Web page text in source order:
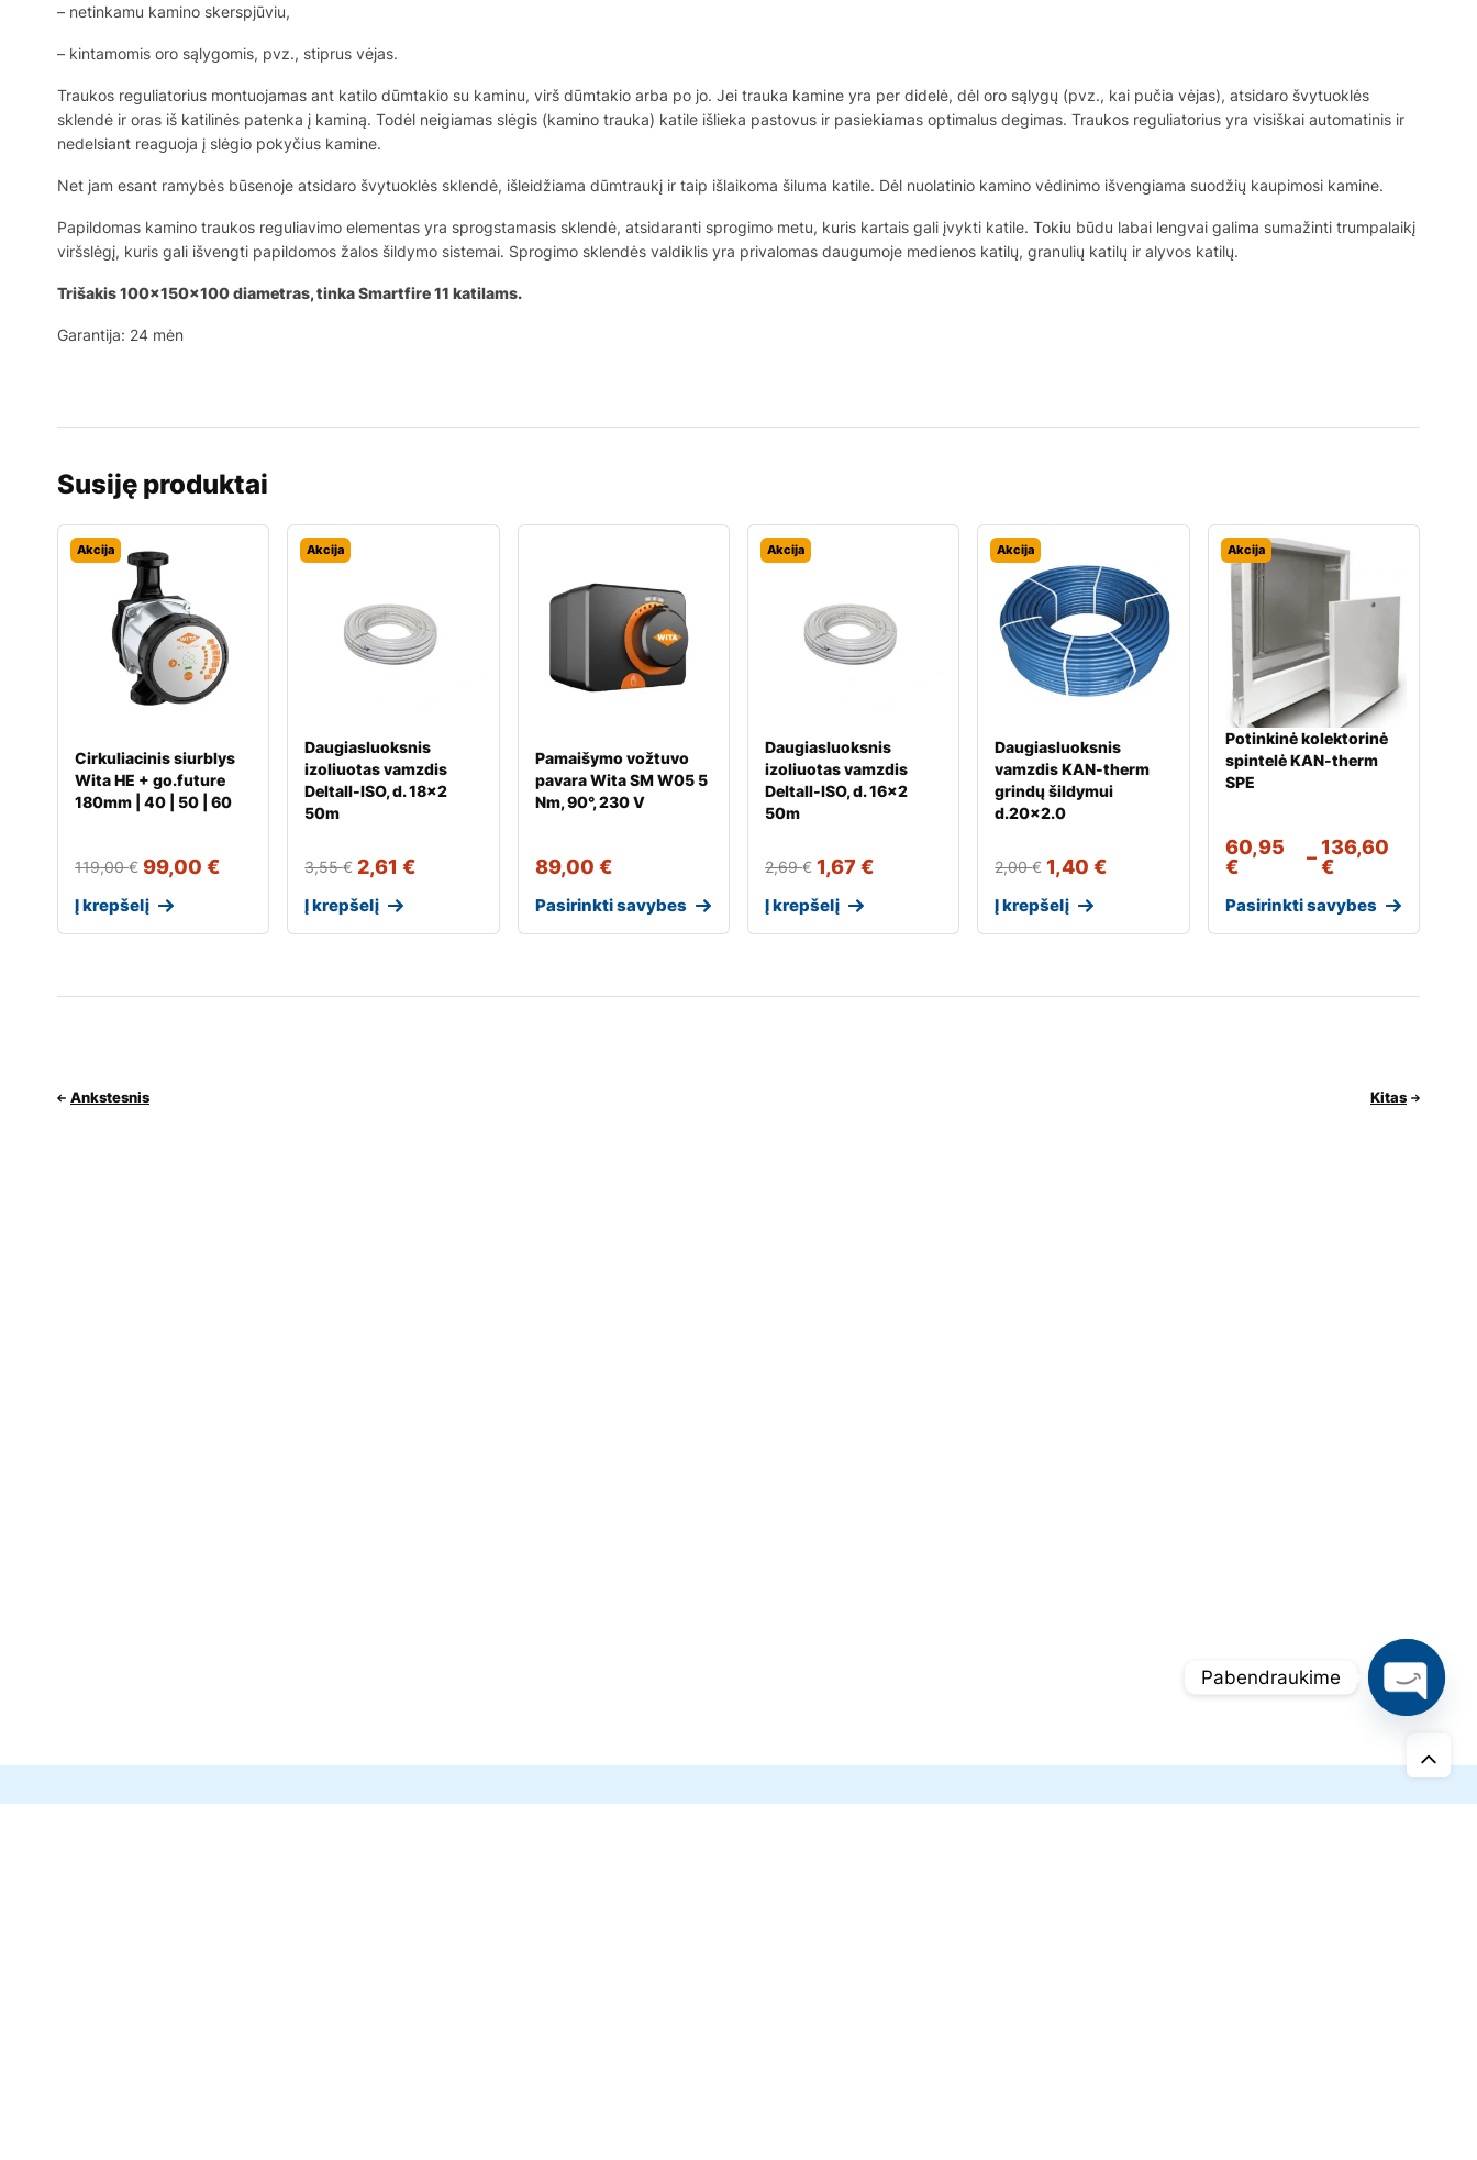
– netinkamu kamino skerspjūviu,
– kintamomis oro sąlygomis, pvz., stiprus vėjas.
Traukos reguliatorius montuojamas ant katilo dūmtakio su kaminu, virš dūmtakio arba po jo. Jei trauka kamine yra per didelė, dėl oro sąlygų (pvz., kai pučia vėjas), atsidaro švytuoklės
sklendė ir oras iš katilinės patenka į kaminą. Todėl neigiamas slėgis (kamino trauka) katile išlieka pastovus ir pasiekiamas optimalus degimas. Traukos reguliatorius yra visiškai automatinis ir
nedelsiant reaguoja į slėgio pokyčius kamine.
Net jam esant ramybės būsenoje atsidaro švytuoklės sklendė, išleidžiama dūmtraukį ir taip išlaikoma šiluma katile. Dėl nuolatinio kamino vėdinimo išvengiama suodžių kaupimosi kamine.
Papildomas kamino traukos reguliavimo elementas yra sprogstamasis sklendė, atsidaranti sprogimo metu, kuris kartais gali įvykti katile. Tokiu būdu labai lengvai galima sumažinti trumpalaikį
viršslėgį, kuris gali išvengti papildomos žalos šildymo sistemai. Sprogimo sklendės valdiklis yra privalomas daugumoje medienos katilų, granulių katilų ir alyvos katilų.
Trišakis 100x150x100 diametras, tinka Smartfire 11 katilams.
Garantija: 24 mėn
Susiję produktai
Akcija
Cirkuliacinis siurblys
Wita HE + go.future
180mm | 40 | 50 | 60
119,00€ 99,00 €
Į krepšelį
Akcija
Daugiasluoksnis
izoliuotas vamzdis
Deltall-ISO, d. 18×2
50m
3,55€ 2,61€
Į krepšelį
Pamaišymo vožtuvo
pavara Wita SM W05 5
Nm, 90°, 230 V
89,00 €
Pasirinkti savybes
Akcija
Daugiasluoksnis
izoliuotas vamzdis
Deltall-ISO, d. 16×2
50m
2,69€ 1,67 €
Į krepšelį
Akcija
Daugiasluoksnis
vamzdis KAN-therm
grindų šildymui
d.20×2.0
2,00€ 1,40€
Į krepšelį
Akcija
Potinkinė kolektorinė
spintelė KAN-therm
SPE
60,95
€
–136,60
€
Pasirinkti savybes
Ankstesnis Kitas
Pabendraukime
p
e
n